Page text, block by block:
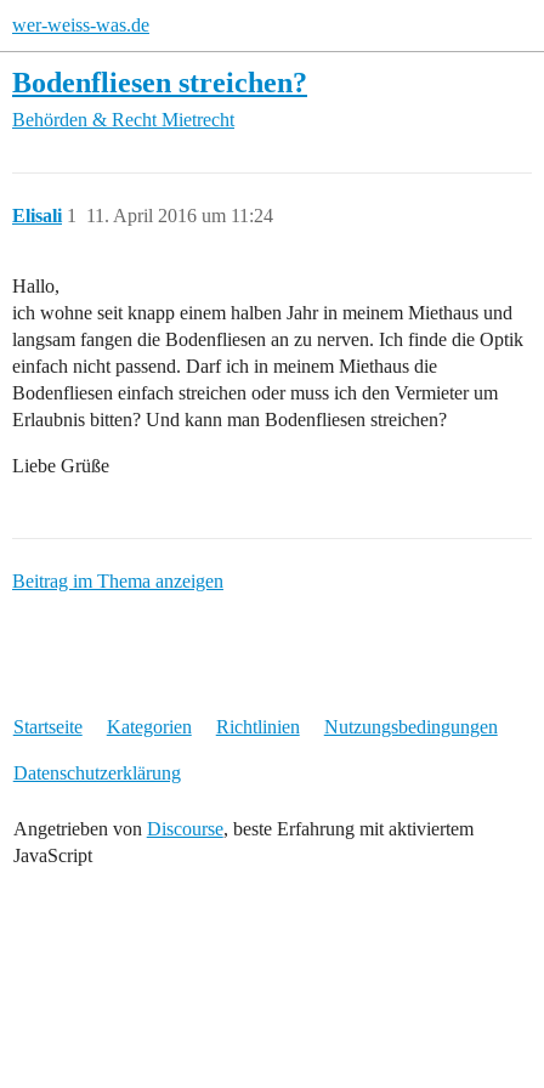
wer-weiss-was.de
Bodenfliesen streichen?
Behörden & Recht Mietrecht
Elisali 11. April 2016 um 11:24
1
Hallo,
ich wohne seit knapp einem halben Jahr in meinem Miethaus und
langsam fangen die Bodenfliesen an zu nerven. Ich finde die Optik
einfach nicht passend. Darf ich in meinem Miethaus die
Bodenfliesen einfach streichen oder muss ich den Vermieter um
Erlaubnis bitten? Und kann man Bodenfliesen streichen?
Liebe Grüße
Beitrag im Thema anzeigen
Startseite Kategorien Richtlinien Nutzungsbedingungen
Datenschutzerklärung
Angetrieben von Discourse, beste Erfahrung mit aktiviertem
JavaScript